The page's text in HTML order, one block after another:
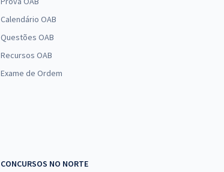
Calendário OAB
Questões OAB
Recursos OAB
Exame de Ordem
CONCURSOS NO NORTE